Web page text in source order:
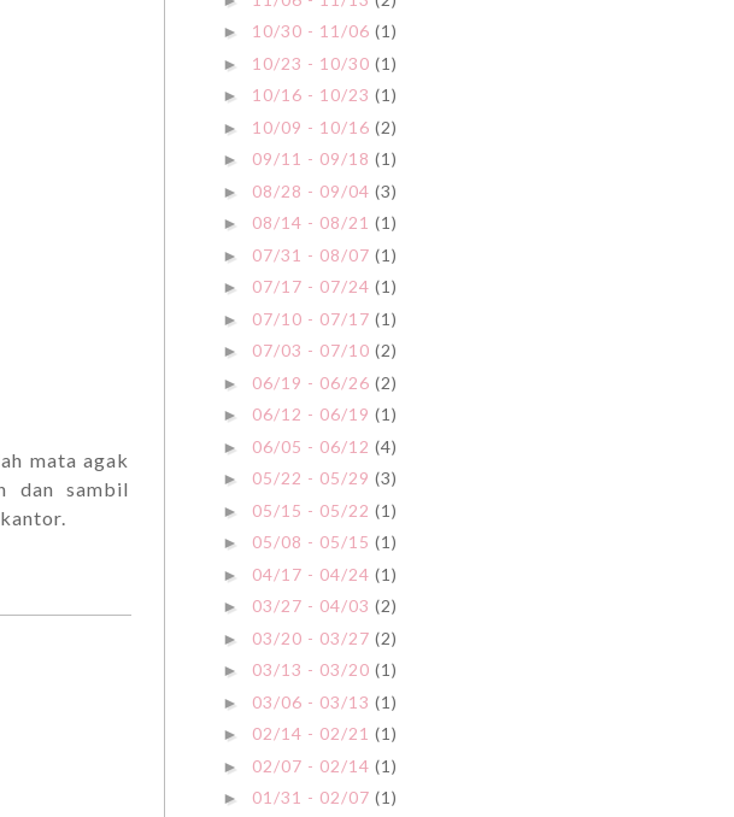
mata agak
dan sambil
► 10/30 - 11/06 (1)
► 10/23 - 10/30 (1)
► 10/16 - 10/23 (1)
► 10/09 - 10/16 (2)
► 09/11 - 09/18 (1)
► 08/28 - 09/04 (3)
► 08/14 - 08/21 (1)
► 07/31 - 08/07 (1)
► 07/17 - 07/24 (1)
► 07/10 - 07/17 (1)
► 07/03 - 07/10 (2)
► 06/19 - 06/26 (2)
► 06/12 - 06/19 (1)
► 06/05 - 06/12 (4)
► 05/22 - 05/29 (3)
► 05/15 - 05/22 (1)
► 05/08 - 05/15 (1)
► 04/17 - 04/24 (1)
► 03/27 - 04/03 (2)
► 03/20 - 03/27 (2)
► 03/13 - 03/20 (1)
► 03/06 - 03/13 (1)
► 02/14 - 02/21 (1)
► 02/07 - 02/14 (1)
► 01/31 - 02/07 (1)